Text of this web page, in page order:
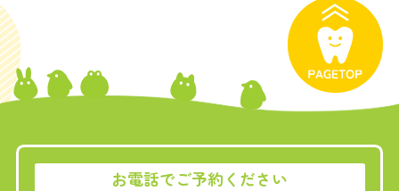
お電話でご予約ください